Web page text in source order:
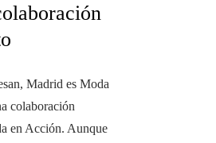
Madrid es Moda
colaboración
en Acción. Aunque